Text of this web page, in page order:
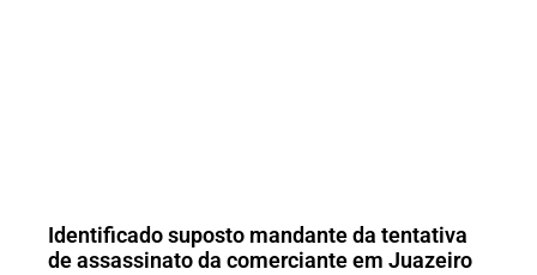
Identificado suposto mandante da tentativa
de assassinato da comerciante em Juazeiro